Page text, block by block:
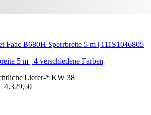
Faac B680H Sperrbreite 5 m | 111S1046805
5 m | 4 verschiedene Farben
Liefer-* KW 38
4.329,60